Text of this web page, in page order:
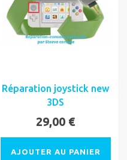
Réparation joystick new
3DS
29,00 €
AJOUTER AU PANIER